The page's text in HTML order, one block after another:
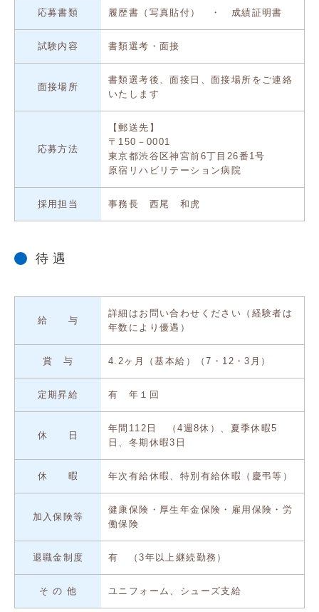
応募書類 履歴書（写真貼付） ・ 成績証明書
試験内容 書類選考・面接
面接場所
書類選考後、面接日、面接場所をご連絡
いたします
応募方法
【郵送先】
〒150－0001
東京都渋谷区神宮前6丁目26番1号
原宿リハビリテーション病院
採用担当 事務長 西尾 和虎
待 遇
給 与
詳細はお問い合わせください（経験者は
年数により優遇）
賞 与 4.2ヶ月（基本給）（7・12・3月）
定期昇給 有 年１回
休 日
年間112日 （4週8休）、夏季休暇5
日、冬期休暇3日
休 暇 年次有給休暇、特別有給休暇（慶弔等）
加入保険等
健康保険・厚生年金保険・雇用保険・労
働保険
退職金制度 有 （3年以上継続勤務）
そ の 他 ユニフォーム、シューズ支給